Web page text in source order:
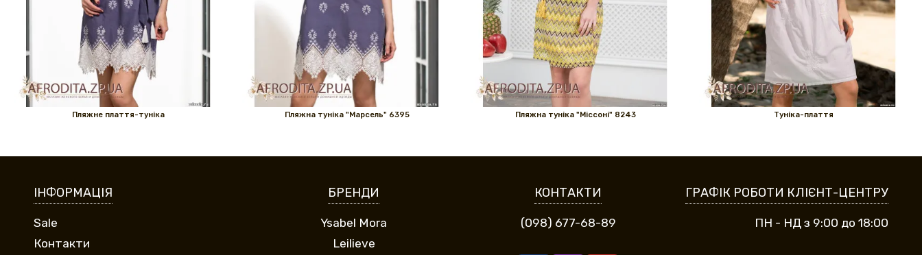
Пляжне плаття-туніка Пляжна туніка "Марсель" 6395 Пляжна туніка "Міссоні" 8243 Туніка-плаття
ІНФОРМАЦІЯ
Sale
Контакти
БРЕНДИ
Ysabel Mora
Leilieve
КОНТАКТИ
(098) 677-68-89
ГРАФІК РОБОТИ КЛІЄНТ-ЦЕНТРУ
ПН - НД з 9:00 до 18:00